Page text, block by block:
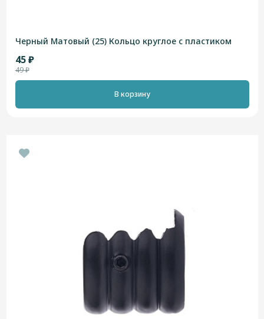
Черный Матовый (25) Кольцо круглое с пластиком
45 ₽
49 ₽
В корзину